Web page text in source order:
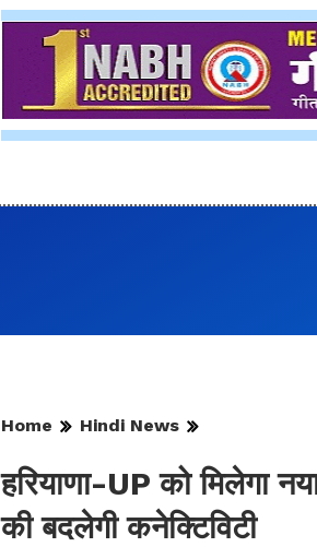
Home Hindi News
हरियाणा-UP को मिलेगा
की बदलेगी कनेक्टिविटी